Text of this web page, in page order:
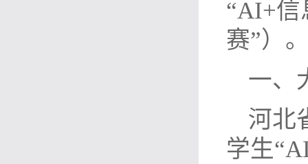
“AI+信
赛”）
一、
河北
学生